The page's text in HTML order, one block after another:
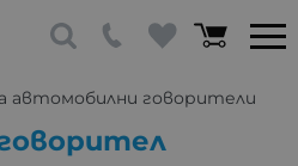
автомобилни говорители